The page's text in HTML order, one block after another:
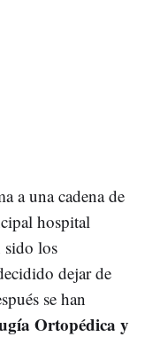
a una cadena de
hospital
sido los
dejar de
se han
Ortopédica y